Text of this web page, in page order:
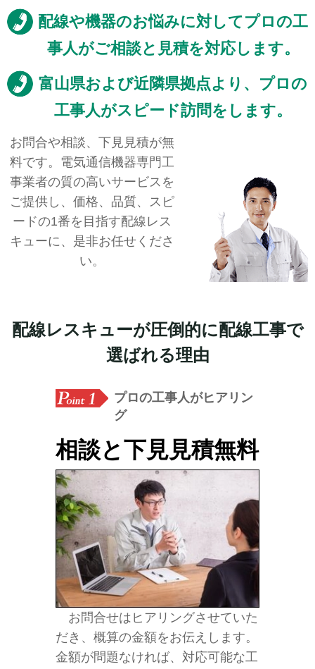
配線や機器のお悩みに対してプロの工
事人がご相談と見積を対応します。
富山県および近隣県拠点より、プロの
工事人がスピード訪問をします。
お問合や相談、下見見積が無
料です。電気通信機器専門工
事業者の質の高いサービスを
ご提供し、価格、品質、スピ
ードの1番を目指す配線レス
キューに、是非お任せくださ
い。
配線レスキューが圧倒的に配線工事で
選ばれる理由
プロの工事人がヒアリン
グ
相談と下見見積無料
お問合せはヒアリングさせていた
だき、概算の金額をお伝えします。
金額が問題なければ、対応可能な工